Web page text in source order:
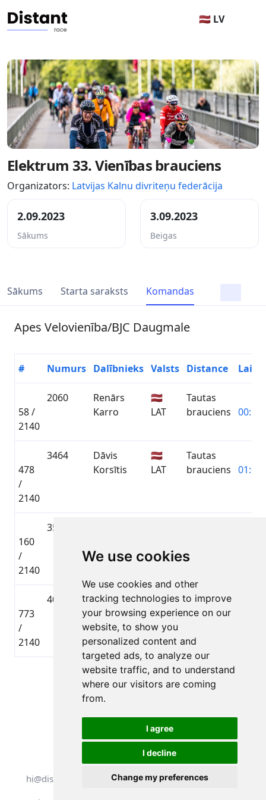
We use cookies
We use cookies and other
tracking technologies to improve
your browsing experience on our
website, to show you
personalized content and
targeted ads, to analyze our
website traffic, and to understand
where our visitors are coming
from.
I agree
I decline
Change my preferences
🇱🇻 LV
Elektrum 33. Vienības brauciens
Organizators: Latvijas Kalnu divriteņu federācija
2.09.2023
Sākums
3.09.2023
Beigas
Sākums Starta saraksts Komandas
Apes Velovienība/BJC Daugmale
# Numurs Dalībnieks Valsts Distance Laiks
58 /
2140
2060
Renārs
Karro
🇱🇻
LAT
Tautas
brauciens
478
/
2140
3464
Dāvis
Korsītis
🇱🇻
LAT
Tautas
brauciens
160
/
2140
3515
773
/
2140
4053
Ričards
Roberts
Sauja
🇱🇻
LAT
Tautas
brauciens
Lapa 1 no 1
Visas tiesības aizsargātas. DistantRace
hi@distantrace.com
+371 25425987